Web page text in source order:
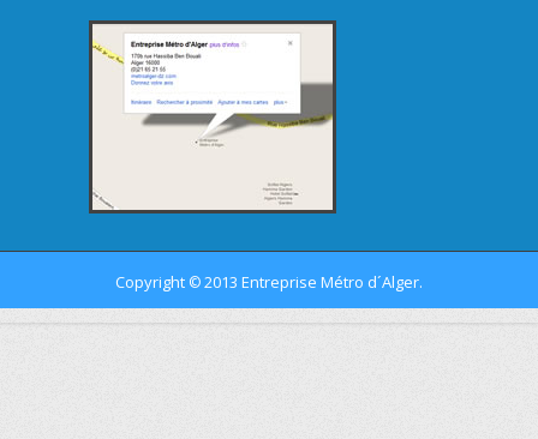
Copyright ©2013 Entreprise Métro d´Alger.